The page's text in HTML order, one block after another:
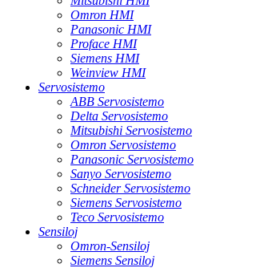
Omron HMI
Panasonic HMI
Proface HMI
Siemens HMI
Weinview HMI
Servosistemo
ABB Servosistemo
Delta Servosistemo
Mitsubishi Servosistemo
Omron Servosistemo
Panasonic Servosistemo
Sanyo Servosistemo
Schneider Servosistemo
Siemens Servosistemo
Teco Servosistemo
Sensiloj
Omron-Sensiloj
Siemens Sensiloj